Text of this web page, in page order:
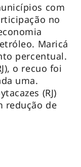
com
no
Maricá
percentual.
o recuo foi
uma.
(RJ)
redução de